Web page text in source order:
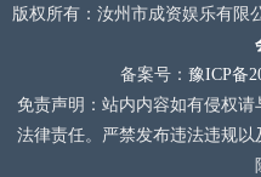
版权所有：汝州市成资娱乐有限
备案号： 豫ICP备
免责声明：站内内容如有侵权
法律责任。严禁发布违法违规